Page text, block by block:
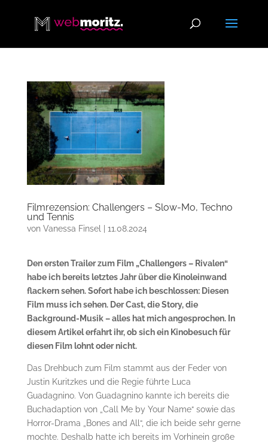
Filmrezension: Challengers – Slow-Mo, Techno
und Tennis
von Vanessa Finsel | 11.08.2024
Den ersten Trailer zum Film „Challengers – Rivalen“
habe ich bereits letztes Jahr über die Kinoleinwand
flackern sehen. Sofort habe ich beschlossen: Diesen
Film muss ich sehen. Der Cast, die Story, die
Background-Musik – alles hat mich angesprochen. In
diesem Artikel erfahrt ihr, ob sich ein Kinobesuch für
diesen Film lohnt oder nicht.
Das Drehbuch zum Film stammt aus der Feder von
Justin Kuritzkes und die Regie führte Luca
Guadagnino. Von Guadagnino kannte ich bereits die
Buchadaption von „Call Me by Your Name“ sowie das
Horror-Drama „Bones and All“, die ich beide sehr gerne
mochte. Deshalb hatte ich bereits im Vorhinein große